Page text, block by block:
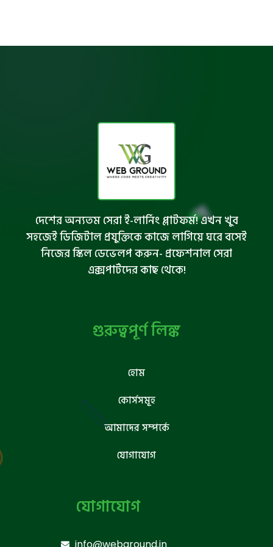
দেশের অন্যতম সেরা ই-লার্নিং প্লাটফর্ম! এখন খুব
সহজেই ডিজিটাল প্রযুক্তিকে কাজে লাগিয়ে ঘরে বসেই
নিজের স্কিল ডেভেলপ করুন- প্রফেশনাল সেরা
এক্সপার্টদের কাছ থেকে!
গুরুত্বপূর্ণ লিঙ্ক
হোম
কোর্সসমূহ
আমাদের সম্পর্কে
যোগাযোগ
যোগাযোগ